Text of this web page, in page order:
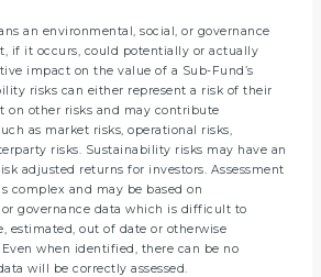
an environmental, social, or governance
if it occurs, could potentially or actually
impact on the value of a Sub-Fund’s
risks can either represent a risk of their
on other risks and may contribute
as market risks, operational risks,
risks. Sustainability risks may have an
adjusted returns for investors. Assessment
complex and may be based on
governance data which is difficult to
estimated, out of date or otherwise
when identified, there can be no
will be correctly assessed.